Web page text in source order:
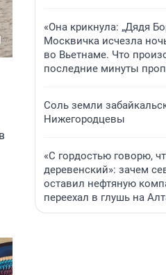
«Она крикнула: „Дядя
Москвичка исчезла
во Вьетнаме. Что
последние минуты
Соль земли
Нижегородцевы
«С гордостью говорю,
деревенский»: зачем
оставил нефтяную
переехал в глушь на